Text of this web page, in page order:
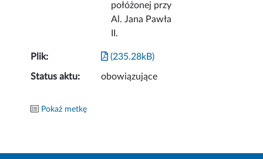
połóżonej przy
Al. Jana Pawła
II.
Plik: (235.28kB)
Status aktu: obowiązujące
Pokaż metkę